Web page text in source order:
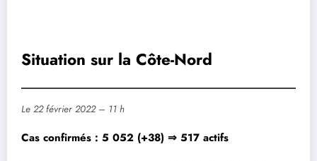
Situation sur la Côte-Nord
Le 22 février 2022 – 11 h
Cas confirmés : 5 052 (+38) ⇒ 517 actifs